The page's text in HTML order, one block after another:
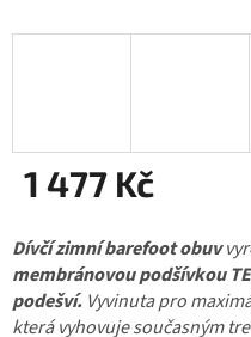
1 477 Kč
cena:
Dívčízimní barefoot obuv
membránovou podšívkou
podešví. Vyvinuta pro
která vyhovuje současným